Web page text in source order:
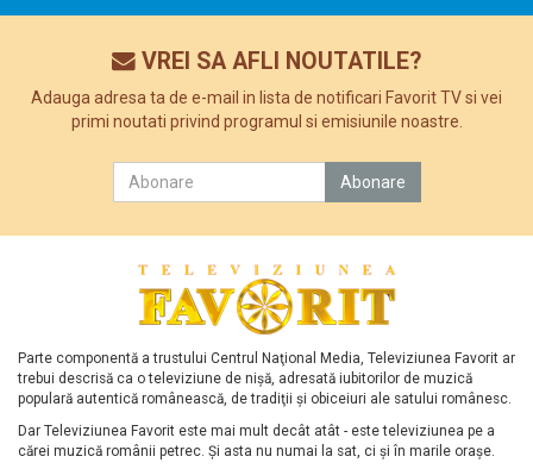
VREI SA AFLI NOUTATILE?
Adauga adresa ta de e-mail in lista de notificari Favorit TV si vei
primi noutati privind programul si emisiunile noastre.
Parte componentă a trustului Centrul Naţional Media, Televiziunea Favorit ar
trebui descrisă ca o televiziune de nişă, adresată iubitorilor de muzică
populară autentică românească, de tradiţii şi obiceiuri ale satului românesc.
Dar Televiziunea Favorit este mai mult decât atât - este televiziunea pe a
cărei muzică românii petrec. Şi asta nu numai la sat, ci şi în marile oraşe.